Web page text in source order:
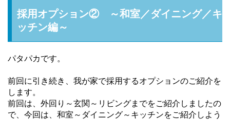
採用オプション② ～和室／ダイニング／キ
ッチン編～
パタパカです。
前回に引き続き、我が家で採用するオプションのご紹介を
します。
前回は、外回り～玄関～リビングまでをご紹介しましたの
で、今回は、和室～ダイニング～キッチンをご紹介しよう